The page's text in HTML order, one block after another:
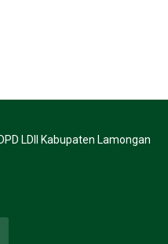
LDII Kabupaten Lamongan